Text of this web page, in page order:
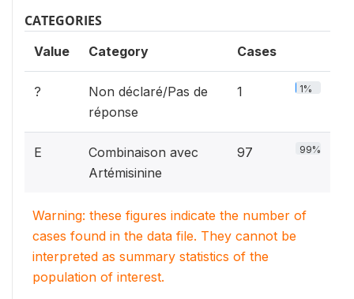
CATEGORIES
Value Category Cases
?
Non déclaré/Pas de
réponse
1 1%
E
Combinaison avec
Artémisinine
97 99%
Warning: these figures indicate the number of
cases found in the data file. They cannot be
interpreted as summary statistics of the
population of interest.